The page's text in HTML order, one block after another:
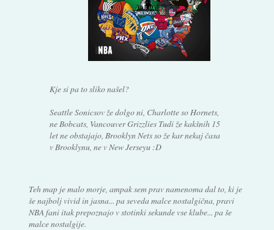
Kje si pa to sliko našel?
Seattle Sonicsov že dolgo ni, Charlotte so Hornets,
ne Bobcats, Vancouver Grizzlies Tudi že kakšnih 15
let ne obstajajo, Brooklyn Nets so že kar nekaj časa
v Brooklynu, ne v New Jerseyu :D
Teh map je malo morje, ampak sem prav namenoma dal to, ki je
še najbolj vivid in jasna... pa seveda malce nostalgična, pravi
NBA fani itak prepoznajo v stotinki sekunde vse klube... pa še
malce nostalgije.